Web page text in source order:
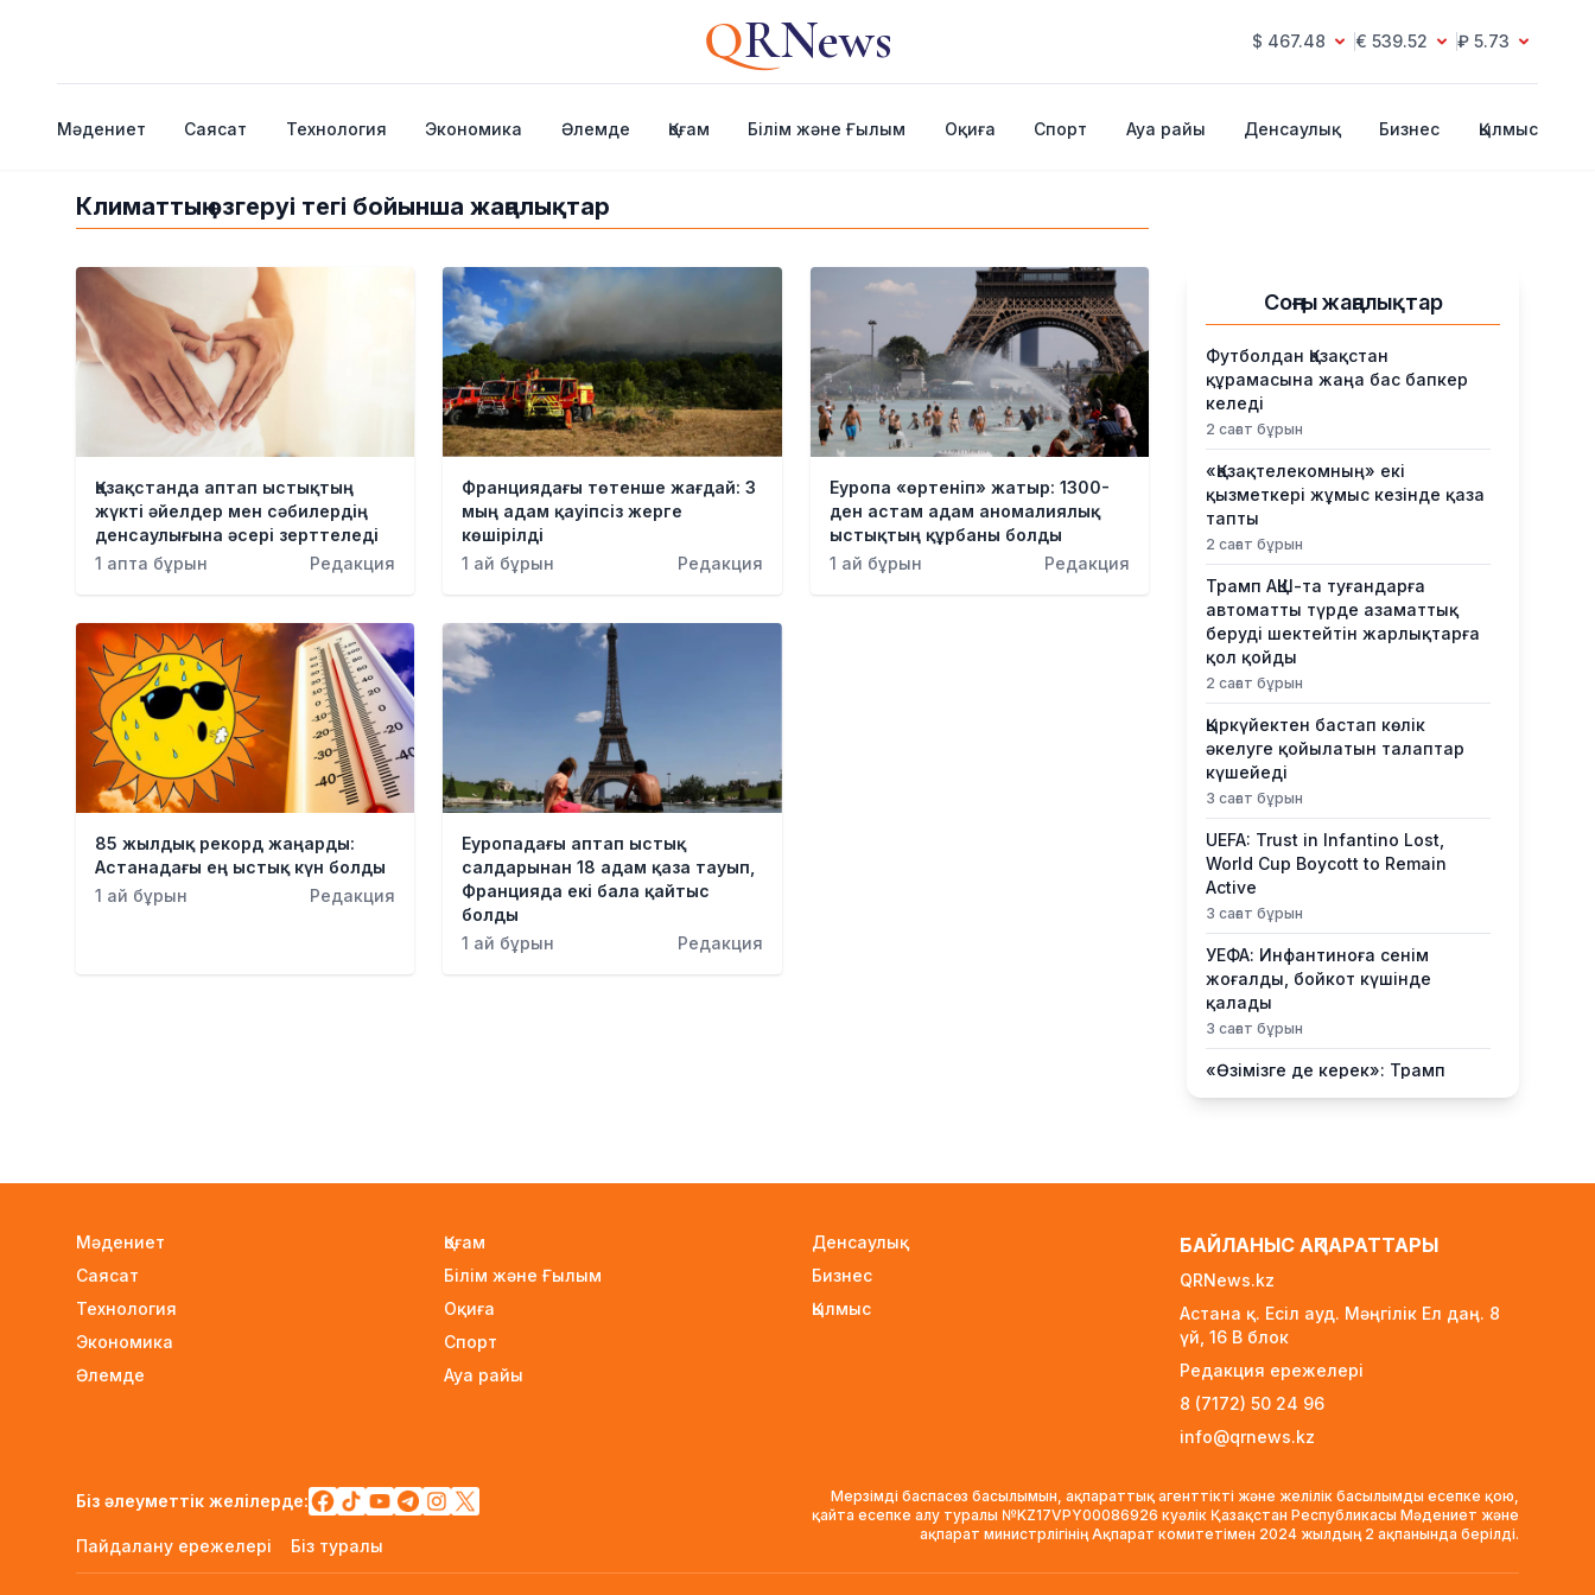
QRNews $ 467.48 € 539.52 ₽ 5.73
Мәдениет Саясат Технология Экономика Әлемде Қоғам Білім және Ғылым Оқиға Спорт Ауа райы Денсаулық Бизнес Қылмыс
Климаттың өзгеруі тегі бойынша жаңалықтар
Қазақстанда аптап ыстықтың
жүкті әйелдер мен сәбилердің
денсаулығына әсері зерттеледі
1 апта бұрын
Редакция
Франциядағы төтенше жағдай: 3
мың адам қауіпсіз жерге
көшірілді
1 ай бұрын
Редакция
Еуропа «өртеніп» жатыр: 1300-
ден астам адам аномалиялық
ыстықтың құрбаны болды
1 ай бұрын
Редакция
85 жылдық рекорд жаңарды:
Астанадағы ең ыстық күн болды
1 ай бұрын
Редакция
Еуропадағы аптап ыстық
салдарынан 18 адам қаза тауып,
Францияда екі бала қайтыс
болды
1 ай бұрын
Редакция
Соңғы жаңалықтар
Футболдан Қазақстан
құрамасына жаңа бас бапкер
келеді
2 сағат бұрын
«Қазақтелекомның» екі
қызметкері жұмыс кезінде қаза
тапты
2 сағат бұрын
Трамп АҚШ-та туғандарға
автоматты түрде азаматтық
беруді шектейтін жарлықтарға
қол қойды
2 сағат бұрын
Қыркүйектен бастап көлік
әкелуге қойылатын талаптар
күшейеді
3 сағат бұрын
UEFA: Trust in Infantino Lost,
World Cup Boycott to Remain
Active
3 сағат бұрын
УЕФА: Инфантиноға сенім
жоғалды, бойкот күшінде
қалады
3 сағат бұрын
«Өзімізге де керек»: Трамп
Украинаға қару жеткізу туралы
Алматыда ірі көлемде
тасымалдаған күдікті ұсталды
үлесі «Самұрық-Қазынаға» өтті
Канье Уэст концерті
қарсаңында алаяқтар жалған
билет сата бастаған
Қазақстанда алғаш рет жолаушы
мінген аэротакси көкке
Мәдениет
Саясат
Технология
Экономика
Әлемде
Қоғам
Білім және Ғылым
Оқиға
Спорт
Ауа райы
Денсаулық
Бизнес
Қылмыс
БАЙЛАНЫС АҚПАРАТТАРЫ
QRNews.kz
Астана қ. Есіл ауд. Мәңгілік Ел даң. 8
үй, 16 B блок
Редакция ережелері
8 (7172) 50 24 96
info@qrnews.kz
Біз әлеуметтік желілерде:
Пайдалану ережелері Біз туралы
Мерзімді баспасөз басылымын, ақпараттық агенттікті және желілік басылымды есепке қою,
қайта есепке алу туралы №KZ17VPY00086926 куәлік Қазақстан Республикасы Мәдениет және
ақпарат министрлігінің Ақпарат комитетімен 2024 жылдың 2 ақпанында берілді.